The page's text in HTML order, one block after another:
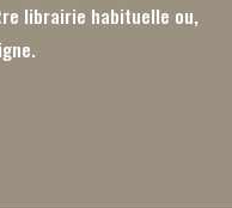
librairie habituelle ou,